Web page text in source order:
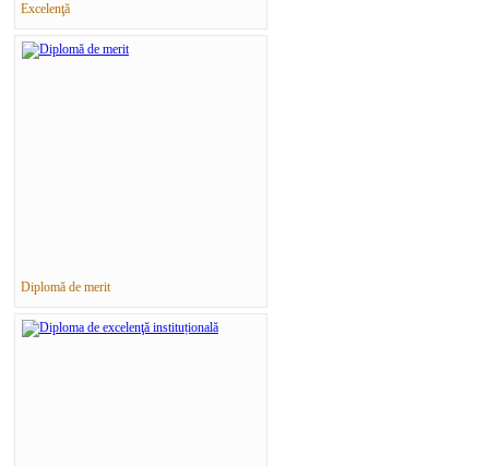
Excelenţă
Diplomă de merit